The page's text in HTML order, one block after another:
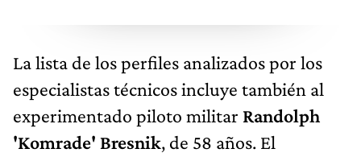
La lista de los perfiles analizados por los
especialistas técnicos incluye también al
experimentado piloto militar Randolph
'Komrade' Bresnik, de 58 años. El